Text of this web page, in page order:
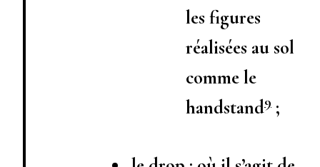
les figures
réalisées au sol
comme le
handstand9 ;